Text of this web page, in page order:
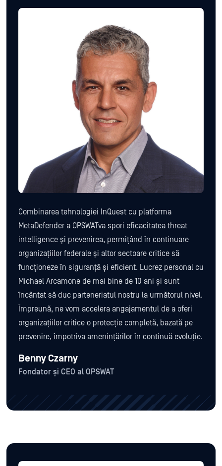
Combinarea tehnologiei InQuest cu platforma
MetaDefender a OPSWATva spori eficacitatea threat
intelligence și prevenirea, permițând în continuare
organizațiilor federale și altor sectoare critice să
funcționeze în siguranță și eficient. Lucrez personal cu
Michael Arcamone de mai bine de 10 ani și sunt
încântat să duc parteneriatul nostru la următorul nivel.
Împreună, ne vom accelera angajamentul de a oferi
organizațiilor critice o protecție completă, bazată pe
prevenire, împotriva amenințărilor în continuă evoluție.
Benny Czarny
Fondator și CEO al OPSWAT